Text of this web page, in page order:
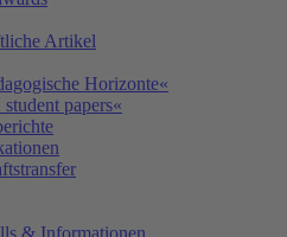
Artikel
Horizonte«
papers«